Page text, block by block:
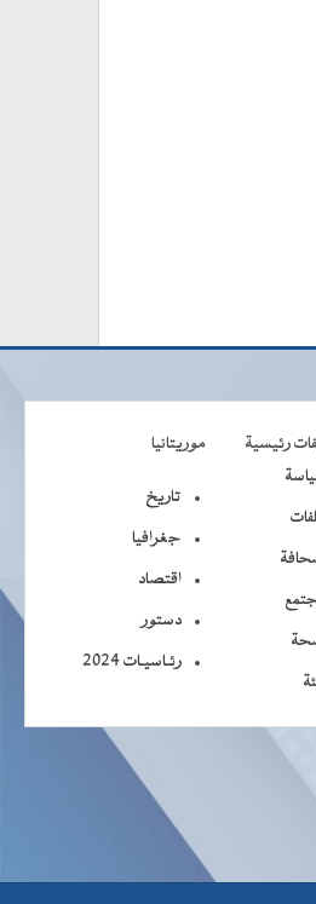
رئيسية
موريتانيا
تاريخ
جغرافيا
اقتصاد
دستور
رئـاسيـات 2024